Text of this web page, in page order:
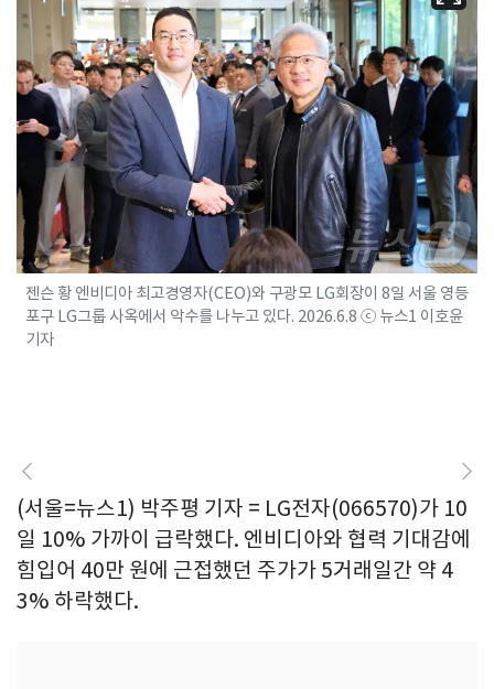
젠슨 황 엔비디아 최고경영자(CEO)와 구광모 LG회장이 8일 서울 영등
포구 LG그룹 사옥에서 악수를 나누고 있다. 2026.6.8 ⓒ 뉴스1 이호윤
기자
(서울=뉴스1) 박주평 기자 = LG전자(066570)가 10
일 10% 가까이 급락했다. 엔비디아와 협력 기대감에
힘입어 40만 원에 근접했던 주가가 5거래일간 약 4
3% 하락했다.